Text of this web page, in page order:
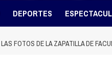
DEPORTES
LAS FOTOS DE LA ZAPATILLA DE